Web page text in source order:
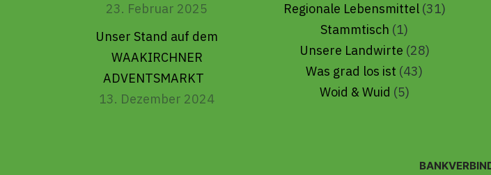
23. Februar 2025
Unser Stand auf dem
WAAKIRCHNER
ADVENTSMARKT
13. Dezember 2024
Regionale Lebensmittel(31)
Stammtisch (1)
Unsere Landwirte (28)
Was grad los ist (43)
Woid & Wuid (5)